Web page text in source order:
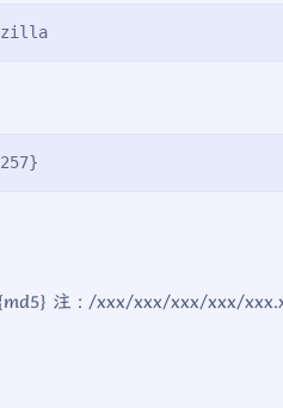
注 : /xxx/xxx/xxx/xxx/